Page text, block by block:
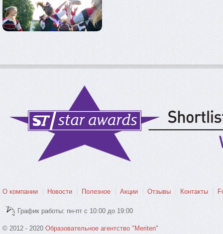
О компании Новости Полезное Акции Отзывы Контакты
График работы: пн-пт с 10:00 до 19:00
© 2012 - 2020 Образовательное агентство "Meriten"